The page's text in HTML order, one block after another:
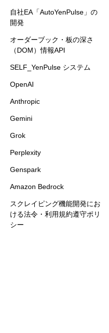
自社EA「AutoYenPulse」の
開発
オーダーブック・板の深さ
（DOM）情報API
SELF_YenPulse システム
OpenAI
Anthropic
Gemini
Grok
Perplexity
Genspark
Amazon Bedrock
スクレイピング機能開発にお
ける法令・利用規約遵守ポリ
シー